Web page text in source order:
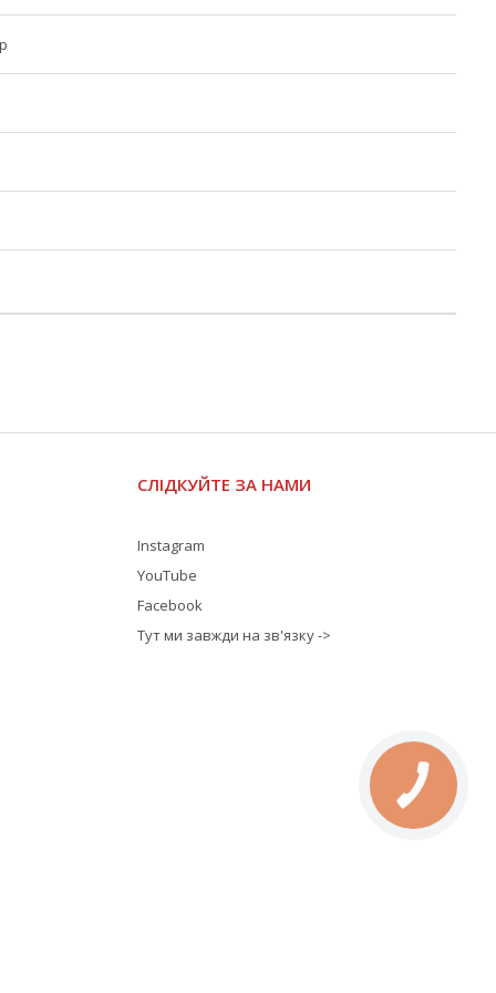
СЛІДКУЙТЕ ЗА НАМИ
Instagram
YouTube
Facebook
Тут ми завжди на зв'язку ->